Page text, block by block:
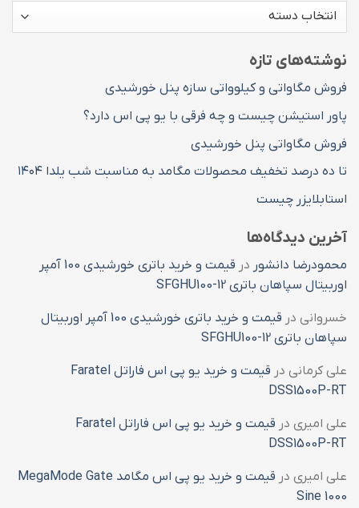
دسته
نوشته‌های تازه
فروش مگاواتی و کیلوواتی سازه پنل خورشیدی
پاور استیشن چیست و چه فرقی با یو پی اس دارد؟
فروش مگاواتی پنل خورشیدی
تا ده درصد تخفیف محصولات مگامد به مناسبت شب یلدا ۱۴۰۴
استابلایزر چیست
آخرین دیدگاه‌ها
محمودرضا دانشور در
قیمت و خرید باتری خورشیدی 100 آمپر
اوربیتال سپاهان باتری SFGHU100-12
خسروانی در
قیمت و خرید باتری خورشیدی 100 آمپر اوربیتال
سپاهان باتری SFGHU100-12
علی کرمانی در
قیمت و خرید یو پی اس فاراتل Faratel
DSS1500P-RT
علی امیری در
قیمت و خرید یو پی اس فاراتل Faratel
DSS1500P-RT
علی امیری در
قیمت و خرید یو پی اس مگامد MegaMode Gate
Sine 1000